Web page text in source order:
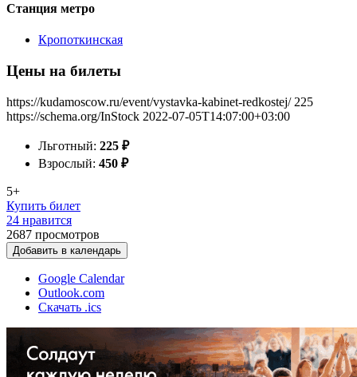
Станция метро
Кропоткинская
Цены на билеты
https://kudamoscow.ru/event/vystavka-kabinet-redkostej/ 225
https://schema.org/InStock 2022-07-05T14:07:00+03:00
Льготный: 225 ₽
Взрослый: 450 ₽
5+
Купить билет
24 нравится
2687 просмотров
Добавить в календарь
Google Calendar
Outlook.com
Скачать .ics